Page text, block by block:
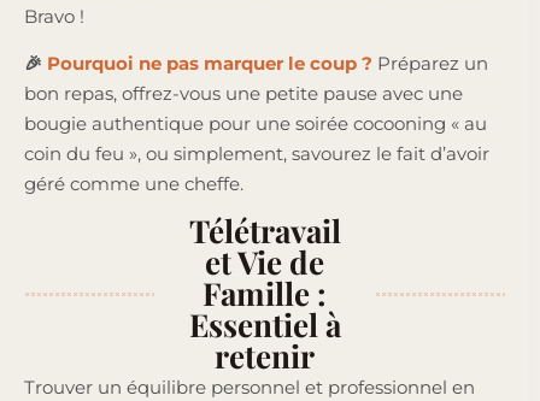
Bravo !
🎉 Pourquoi ne pas marquer le coup ? Préparez un
bon repas, offrez-vous une petite pause avec une
bougie authentique pour une soirée cocooning « au
coin du feu », ou simplement, savourez le fait d’avoir
géré comme une cheffe.
Télétravail
et Vie de
Famille :
Essentiel à
retenir
Trouver un équilibre personnel et professionnel en